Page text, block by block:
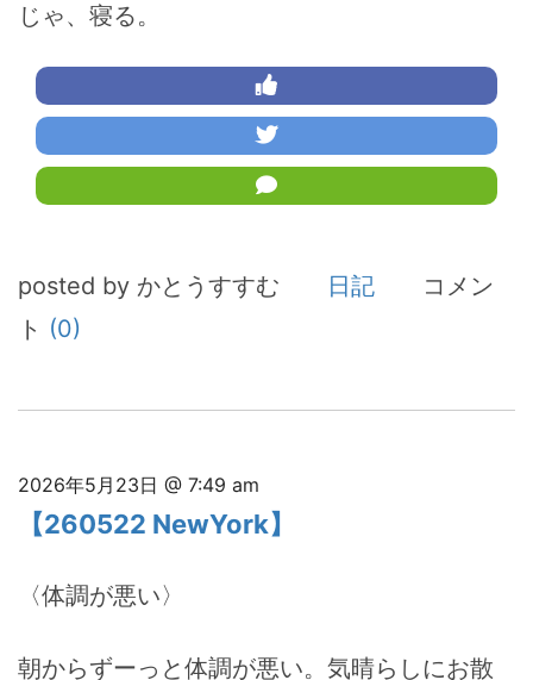
じゃ、寝る。
posted by かとうすすむ 日記
コメン
ト (0)
2026年5月23日 @ 7:49 am
【260522 NewYork】
〈体調が悪い〉
朝からずーっと体調が悪い。気晴らしにお散